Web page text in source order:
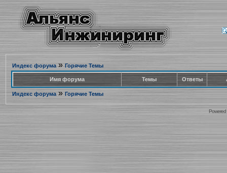
Индекс форума» Горячие Темы
Имя форума Темы Ответы
Индекс форума» Горячие Темы